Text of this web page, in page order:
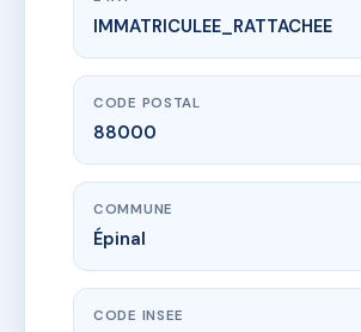
www.vme.plus/AC6448567
SDC 17 Billot
17 r cour billot
IMMATRICULEE_RATTACHEE
CODE POSTAL
88000
COMMUNE
Épinal
CODE INSEE